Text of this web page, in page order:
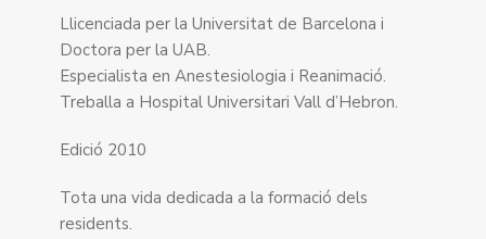
Llicenciada per la Universitat de Barcelona i
Doctora per la UAB.
Especialista en Anestesiologia i Reanimació.
Treballa a Hospital Universitari Vall d’Hebron.
Edició 2010
Tota una vida dedicada a la formació dels
residents.